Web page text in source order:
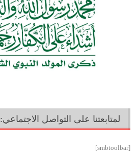
لمتابعتنا على التواصل الاجتماعي:
[smbtoolbar]